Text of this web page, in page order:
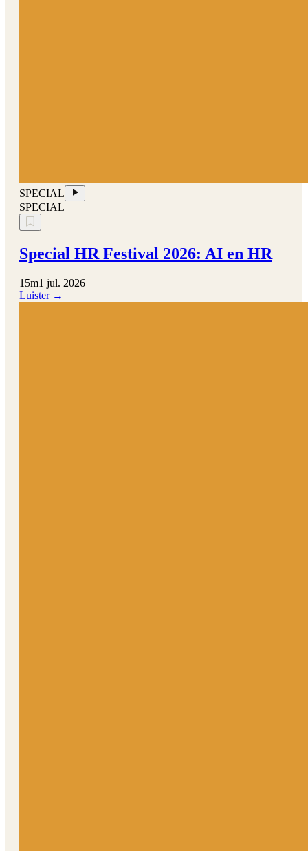
SPECIAL
SPECIAL
Special HR Festival 2026: AI en HR
15m1 jul. 2026
Luister →